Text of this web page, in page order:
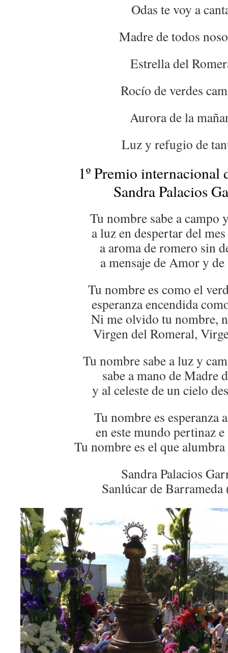
Odas te voy a
Madre de todos
Estrella del
Rocío de verdes
Aurora de la
Luz y refugio de
1º Premio internacional
Sandra Palacios
Tu nombre sabe a campo
a luz en despertar del
a aroma de romero sin
a mensaje de Amor y
Tu nombre es como el
esperanza encendida
Ni me olvido tu nombre,
Virgen del Romeral,
Tu nombre sabe a luz y
sabe a mano de Madre
y al celeste de un cielo
Tu nombre es esperanza
en este mundo pertinaz
Tu nombre es el que
Sandra Palacios
Sanlúcar de